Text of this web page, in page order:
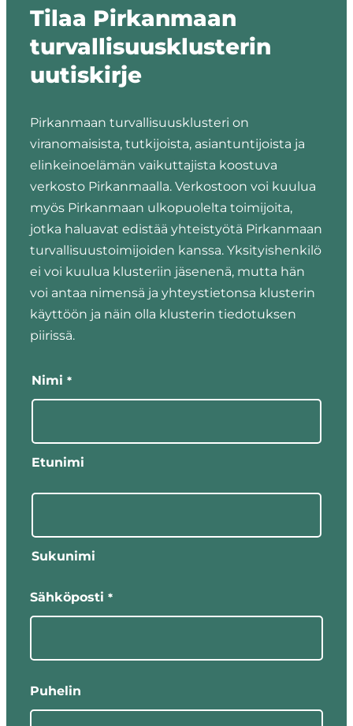
Tilaa Pirkanmaan
turvallisuusklusterin
uutiskirje
Pirkanmaan turvallisuusklusteri on
viranomaisista, tutkijoista, asiantuntijoista ja
elinkeinoelämän vaikuttajista koostuva
verkosto Pirkanmaalla. Verkostoon voi kuulua
myös Pirkanmaan ulkopuolelta toimijoita,
jotka haluavat edistää yhteistyötä Pirkanmaan
turvallisuustoimijoiden kanssa. Yksityishenkilö
ei voi kuulua klusteriin jäsenenä, mutta hän
voi antaa nimensä ja yhteystietonsa klusterin
käyttöön ja näin olla klusterin tiedotuksen
piirissä.
näyttää
pakolliset
Nimi *
Etunimi
Sukunimi
Sähköposti *
Puhelin